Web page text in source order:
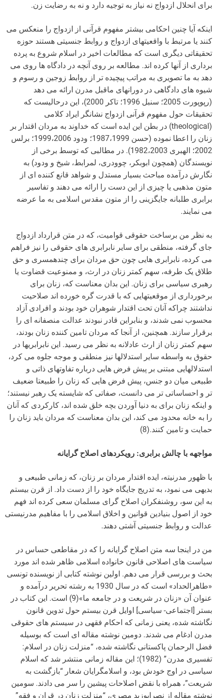
برای انحلال ازدواج نه نیاز به توجیه دارد و نه به رضایت زن.
اینکه آیا چنین احکامی بیشتر مفهوم قرآنی از ازدواج را منعکس می
کنند یا مرتبط با واقعیتهای ازدواج و روابط جنسیتی هستند حوزه
تحقیقاتی دیگری است که مطالعات اخیر در اسلام شروع به پرده
برداری از آنها کرده اند. مطالعه بر روی آنچه در دادگاه ها روی می
دهد به ما تصویری به مراتب پیچیده تر از روابط زوجین و رسوم و
شیوه های دادگاهی در دورانهای ماقبل مدرن ارائه می دهد
(رپوپورت 2005؛ سنبل 1996؛ تاکر 2000)، این درحالیست که
تحقیقات حول مفهوم قرآنی ازدواج نشانگر ایراد کلامی
(theological) در بطن این ایده است که خداوند به مردان اقتدار بر
زنان را اعطا نموده (حسن 1987،1999؛ ودود 1999،2006؛ برلس
2002؛ الهبری 1982،2003). در مطالبی که توسط برخی از
نویسندگان (همچون ابوبکر، چوودری، لمرابط، شیخ و ودود) به
نگارش درآمده مباحث بسیار مستدل و شواهد قانع کننده ای از
متون مذهبی یا چیزی از این دست را ارائه می دهند و تفاسیر
برابری طلبانه جایگزینی را از متون مقدس اسلامی به ما عرضه
می نمایند.
به نظر من برساخت حقوقی قوامیت، که در متن قرارداد ازدواج
جای گرفته، منطقی برای سایر نابرابری های حقوقی را نیز فراهم
می کرده، نابرابری هایی چون حق مردان برای چندهمسری و حق
طلاق یک طرفه، سهم کمتر زنان در ارث، و ممنوعیت قضاوت یا
رهبری سیاسی برای زنان. این بدان معناست که، زنان برای
برخورداری از موقعیتهایی که با قدرت گره خورده اند صلاحیت
نداشتند چراکه آنان تحت اقتدار شوهران خود بودند و افرادی آزاد
محسوب نمی شدند، و بنابراین قادر نبودند عدالت منصفانه ای را
برقرار سازند. همچنین، از آنجا که مردان تامین کننده زنان بودند،
سهم کمتر زنان از ارث عادلانه به نظر می رسید. این نابرابریها در
حقوق به واسطه سایر استدلالها نیز منطقی و موجه جلوه می کرد،
استدلالهایی مبتنی بر پیش فرض هایی درباره تفاوتهای ذاتی و
طبیعی میان دو جنس، پیش فرض هایی که زنان را طبیعتا ضعیف
تر و احساساتی تر می دانست، صفاتی که شایسته یک رهبر نیستند؛
و اینکه زنان برای به دنیا آوردن بچه خلق شده اند، کارکردی که آنان
را به خانه محدود می کند، این بدان معناست که مردان باید زنان را
حمایت و تامین کنند.(8)
مواجهه با چالش برابری: رویکردهای اصلاح گرایانه
با ظهور مدرنیته، ایده اقتدار مردان بر زنان، که زمانی طبیعی و
بدیهی می نمود، به تدریج جایگاه خود را از دست داد. از قرن بیستم
به این سو، روشنفکران اصلاح گرای مسلمان سعی کرده اند فهم
خود از اصول بنیادین قوانین و اخلاق اسلامی را با مفاهیم مدرنیستی
عدالت و روابط جنسیتی آشتی دهند.
من در اینجا سه متن اصلاح گرایانه را که در مقاطعی حساس در
سیاست های اصلاحی قانون خانواده اسلامی ظاهر شده اند مورد
بحث و بررسی قرار می دهم. اولین نوشته کتابی از نویسنده تونسی
«طاهرالحداد» است که در سال 1930 به رشته تحریر درآمده و
عنوان آن «زنان در شریعت و در جامعه ما»(9) است. این کتاب در
بستر [اجتماعی- سیاسی] اوایل قرن بیستم حول تدوین قانون
نگاشته شده، یعنی زمانی که احکام فقهی در سیستم های حقوقی
مدرن ادغام می شدند. دومین نوشته مقاله ای است که بوسیله
فضل الرحمان پاکستانی نگاشته شده، “منزلت زنان در اسلام:
تفسیری مدرن” (1982)؛ این مقاله زمانی منتشر شد که اسلام
سیاسی در اوج خودش بود، و اسلامگرایان شعار “بازگشت به
شریعت”، همراه با نقض اصلاحات پیشین را سر می دادند. سومین
نوشته مقاله از نصرابوزید مصری، “منزلت زنان در قران و فقه”